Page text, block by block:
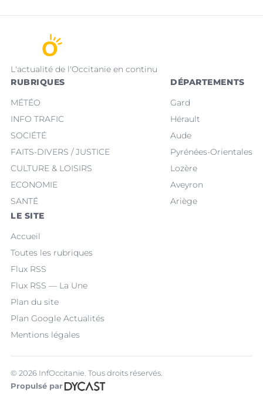
L'actualité de l'Occitanie en continu
RUBRIQUES
MÉTÉO
INFO TRAFIC
SOCIÉTÉ
FAITS-DIVERS / JUSTICE
CULTURE & LOISIRS
ECONOMIE
SANTÉ
DÉPARTEMENTS
Gard
Hérault
Aude
Pyrénées-Orientales
Lozère
Aveyron
Ariège
LE SITE
Accueil
Toutes les rubriques
Flux RSS
Flux RSS — La Une
Plan du site
Plan Google Actualités
Mentions légales
© 2026 InfOccitanie. Tous droits réservés.
Propulsé par